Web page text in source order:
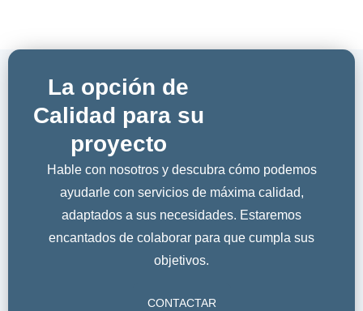
La opción de
Calidad para su
proyecto
Hable con nosotros y descubra cómo podemos
ayudarle con servicios de máxima calidad,
adaptados a sus necesidades. Estaremos
encantados de colaborar para que cumpla sus
objetivos.
CONTACTAR